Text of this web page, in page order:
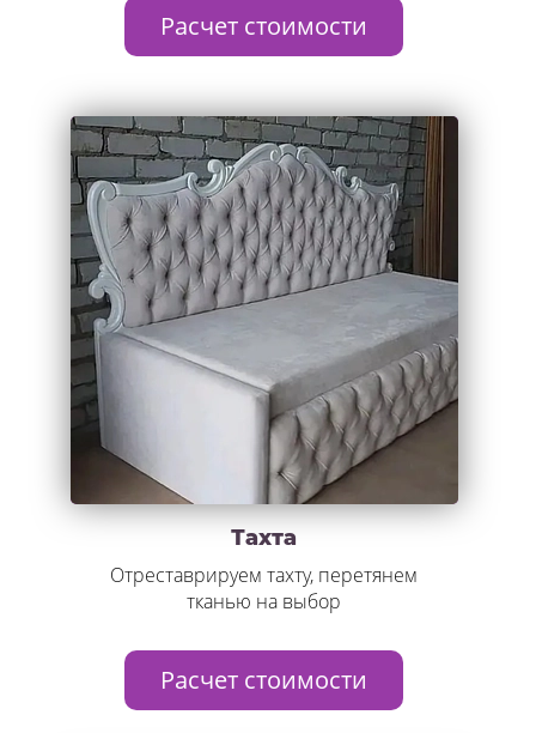
Расчет стоимости
Тахта
Отреставрируем тахту, перетянем
тканью на выбор
Расчет стоимости